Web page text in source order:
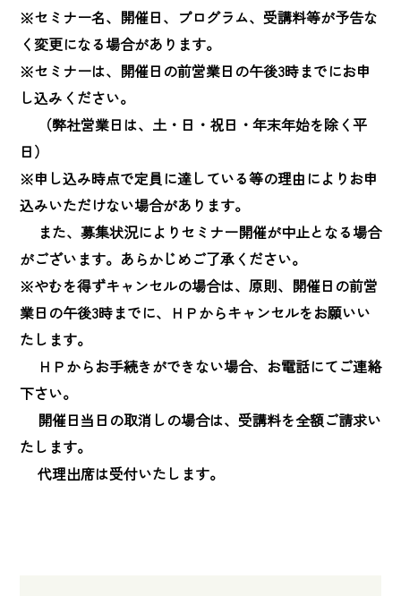
※セミナー名、開催日、プログラム、受講料等が予告な
く変更になる場合があります。
※セミナーは、開催日の前営業日の午後3時までにお申
し込みください。
（弊社営業日は、土・日・祝日・年末年始を除く平
日）
※申し込み時点で定員に達している等の理由によりお申
込みいただけない場合があります。
また、募集状況によりセミナー開催が中止となる場合
がございます。あらかじめご了承ください。
※やむを得ずキャンセルの場合は、原則、開催日の前営
業日の午後3時までに、ＨＰからキャンセルをお願いい
たします。
ＨＰからお手続きができない場合、お電話にてご連絡
下さい。
開催日当日の取消しの場合は、受講料を全額ご請求い
たします。
代理出席は受付いたします。